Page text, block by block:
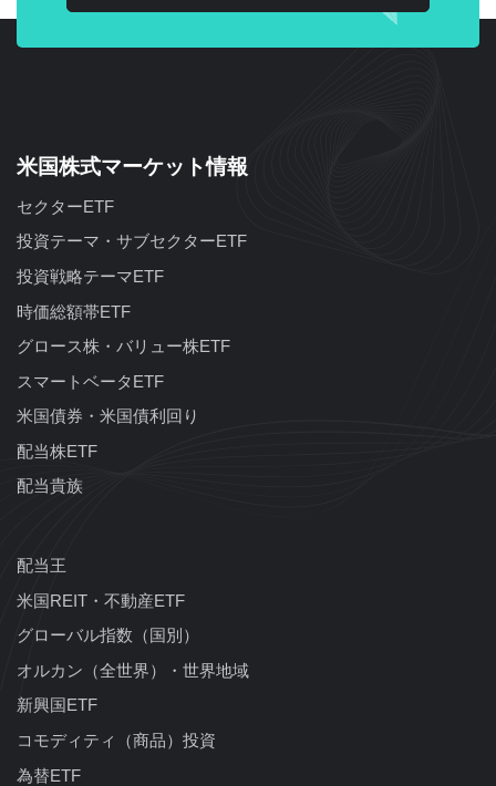
米国株式マーケット情報
セクターETF
投資テーマ・サブセクターETF
投資戦略テーマETF
時価総額帯ETF
グロース株・バリュー株ETF
スマートベータETF
米国債券・米国債利回り
配当株ETF
配当貴族
配当王
米国REIT・不動産ETF
グローバル指数（国別）
オルカン（全世界）・世界地域
新興国ETF
コモディティ（商品）投資
為替ETF